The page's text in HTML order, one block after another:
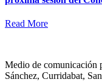
Read More
Medio de comunicación
Sánchez, Curridabat,